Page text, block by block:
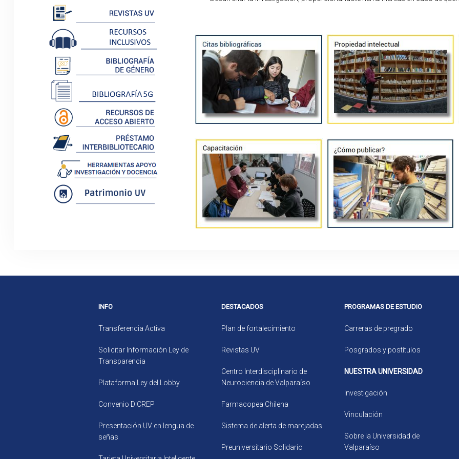
INFO
Transferencia Activa
Solicitar Información Ley de
Transparencia
Plataforma Ley del Lobby
Convenio DICREP
Presentación UV en lengua de
señas
DESTACADOS
Plan de fortalecimiento
Revistas UV
Centro Interdisciplinario de
Neurociencia de Valparaíso
Farmacopea Chilena
Sistema de alerta de marejadas
Preuniversitario Solidario
PROGRAMAS DE ESTUDIO
Carreras de pregrado
Posgrados y postítulos
NUESTRA UNIVERSIDAD
Investigación
Vinculación
Sobre la Universidad de
Valparaíso